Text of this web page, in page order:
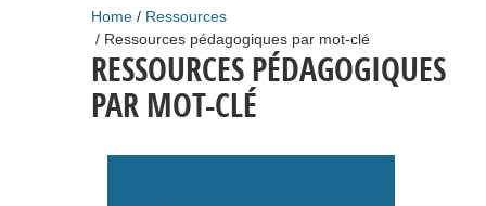
Home
Ressources
Ressources pédagogiques par mot-clé
RESSOURCES PÉDAGOGIQUES
PAR MOT-CLÉ